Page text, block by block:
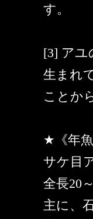
す。
[3] アユ
生まれ
ことか
★《年魚
サケ目
全長20
主に、